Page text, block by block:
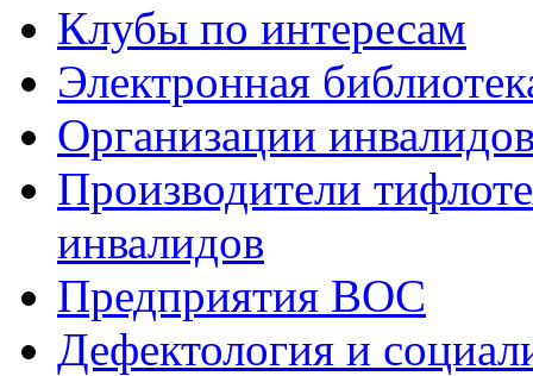
Клубы по интересам
Электронная
Организации
Производители
инвалидов
Предприятия ВОС
Дефектология и